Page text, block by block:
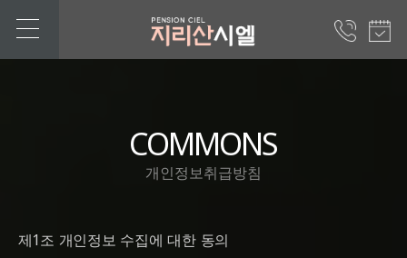
COMMONS
개인정보취급방침
제1조 개인정보 수집에 대한 동의